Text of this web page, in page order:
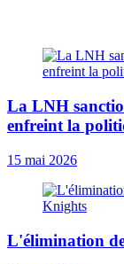
La LNH
enfreint la
15 mai 2026
L'élimination